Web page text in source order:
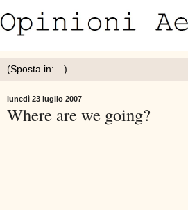
lunedì 23 luglio 2007
Where are we going?